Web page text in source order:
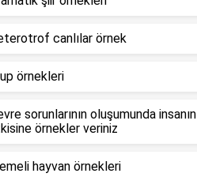
canlılar örnek
örnekleri
sorunlarının oluşumunda insanın
örnekler veriniz
hayvan örnekleri